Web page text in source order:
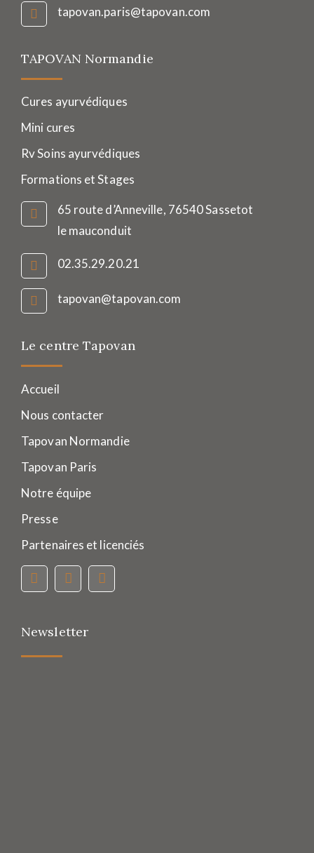
tapovan.paris@tapovan.com
TAPOVAN Normandie
Cures ayurvédiques
Mini cures
Rv Soins ayurvédiques
Formations et Stages
65 route d’Anneville, 76540 Sassetot
le mauconduit
02.35.29.20.21
tapovan@tapovan.com
Le centre Tapovan
Accueil
Nous contacter
Tapovan Normandie
Tapovan Paris
Notre équipe
Presse
Partenaires et licenciés
Newsletter